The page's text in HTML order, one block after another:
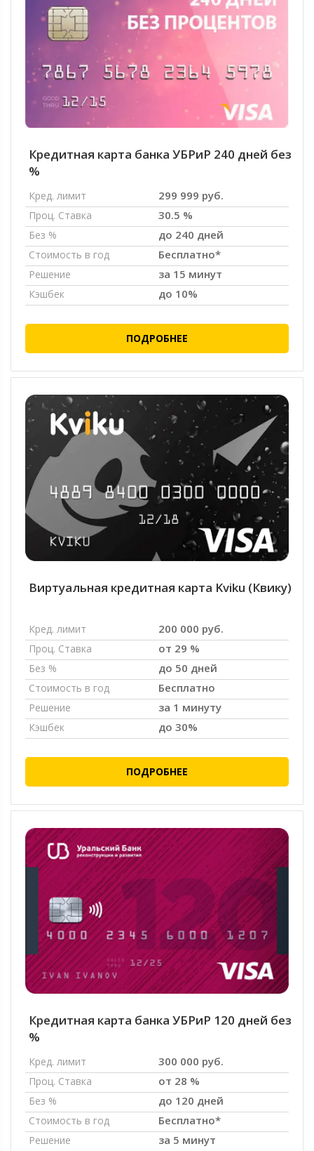
Кредитная карта банка УБРиР 240 дней без
%
Кред. лимит 299 999 руб.
Проц. Ставка 30.5 %
Без % до 240 дней
Стоимость в год Бесплатно*
Решение за 15 минут
Кэшбек до 10%
ПОДРОБНЕЕ
Виртуальная кредитная карта Kviku (Квику)
Кред. лимит 200 000 руб.
Проц. Ставка от 29 %
Без % до 50 дней
Стоимость в год Бесплатно
Решение за 1 минуту
Кэшбек до 30%
ПОДРОБНЕЕ
Кредитная карта банка УБРиР 120 дней без
%
Кред. лимит 300 000 руб.
Проц. Ставка от 28 %
Без % до 120 дней
Стоимость в год Бесплатно*
Решение за 5 минут